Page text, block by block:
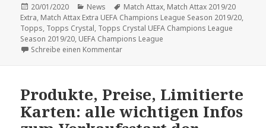
Veröffentlicht
am
20/01/2020 Kategorien
News Schlagwörter
Match Attax, Match Attax 2019/20
Extra, Match Attax Extra UEFA Champions League Season 2019/20,
Topps, Topps Crystal, Topps Crystal UEFA Champions League
Season 2019/20, UEFA Champions League
Schreibe einen Kommentarzu Viele Fußball-News von Topps:
Produkte, Preise, Limitierte
Karten: alle wichtigen Infos